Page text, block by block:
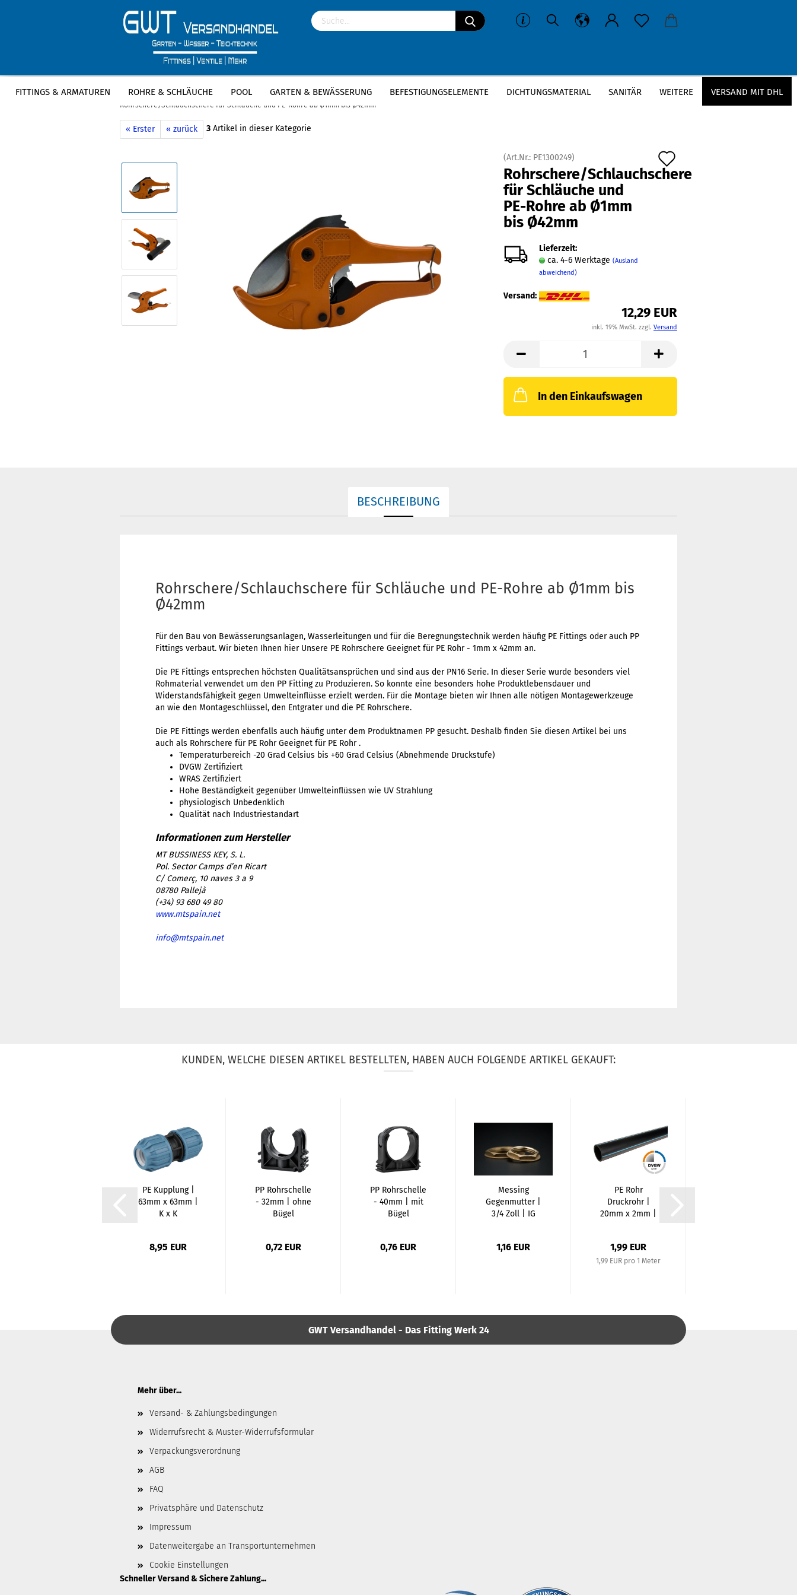
FITTINGS & ARMATUREN ROHRE & SCHLÄUCHE POOL GARTEN & BEWÄSSERUNG BEFESTIGUNGSELEMENTE DICHTUNGSMATERIAL SANITÄR VERSAND MIT DHL
WEITERE
Startseite » Fittings & Armaturen » PP Klemmverbinder » PE Montagematerial »
Rohrschere/Schlauchschere für Schläuche und PE-Rohre ab Ø1mm bis Ø42mm
« Erster « zurück 3 Artikel in dieser Kategorie
(Art.Nr.: PE1300249)
den
Rohrschere/Schlauchschere
für Schläuche und
PE-Rohre ab Ø1mm
bis Ø42mm
Lieferzeit:
ca. 4-6 Werktage (Ausland
abweichend)
Versand:
12,29 EUR
inkl. 19% MwSt. zzgl. Versand
In den Einkaufswagen
BESCHREIBUNG
Rohrschere/Schlauchschere für Schläuche und PE-Rohre ab Ø1mm bis
Ø42mm
Für den Bau von Bewässerungsanlagen, Wasserleitungen und für die Beregnungstechnik werden häufig PE Fittings oder auch PP
Fittings verbaut. Wir bieten Ihnen hier Unsere PE Rohrschere Geeignet für PE Rohr - 1mm x 42mm an.
Die PE Fittings entsprechen höchsten Qualitätsansprüchen und sind aus der PN16 Serie. In dieser Serie wurde besonders viel
Rohmaterial verwendet um den PP Fitting zu Produzieren. So konnte eine besonders hohe Produktlebensdauer und
Widerstandsfähigkeit gegen Umwelteinflüsse erzielt werden. Für die Montage bieten wir Ihnen alle nötigen Montagewerkzeuge
an wie den Montageschlüssel, den Entgrater und die PE Rohrschere.
Die PE Fittings werden ebenfalls auch häufig unter dem Produktnamen PP gesucht. Deshalb finden Sie diesen Artikel bei uns
auch als Rohrschere für PE Rohr Geeignet für PE Rohr .
Temperaturbereich -20 Grad Celsius bis +60 Grad Celsius (Abnehmende Druckstufe)
DVGW Zertifiziert
WRAS Zertifiziert
Hohe Beständigkeit gegenüber Umwelteinflüssen wie UV Strahlung
physiologisch Unbedenklich
Qualität nach Industriestandart
MT BUSSINESS KEY, S. L.
Pol. Sector Camps d’en Ricart
C/ Comerç, 10 naves 3 a 9
08780 Pallejà
(+34) 93 680 49 80
www.mtspain.net
info@mtspain.net
KUNDEN, WELCHE DIESEN ARTIKEL BESTELLTEN, HABEN AUCH FOLGENDE ARTIKEL GEKAUFT:
PE Kupplung |
63mm x 63mm |
K x K
8,95 EUR
PP Rohrschelle
- 32mm | ohne
Bügel
0,72 EUR
PP Rohrschelle
- 40mm | mit
Bügel
0,76 EUR
Messing
Gegenmutter |
3/4 Zoll | IG
1,16 EUR
PE Rohr
Druckrohr |
20mm x 2mm |
1,99 EUR
1,99 EUR pro 1 Meter
GWT Versandhandel - Das Fitting Werk 24
Mehr über...
Versand- & Zahlungsbedingungen
Widerrufsrecht & Muster-Widerrufsformular
Verpackungsverordnung
AGB
FAQ
Privatsphäre und Datenschutz
Impressum
Datenweitergabe an Transportunternehmen
Cookie Einstellungen
Schneller Versand & Sichere Zahlung...